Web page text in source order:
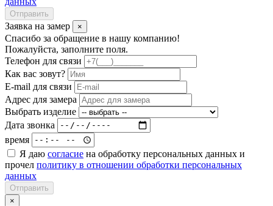
Отправить
Заявка на замер ×
Спасибо за обращение в нашу компанию!
Пожалуйста, заполните поля.
Телефон для связи
Как вас зовут?
E-mail для связи
Адрес для замера
Выбрать изделие
Дата звонка
время
Я даю согласие на обработку персональных данных и
прочел политику в отношении обработки персональных
данных
Отправить
×